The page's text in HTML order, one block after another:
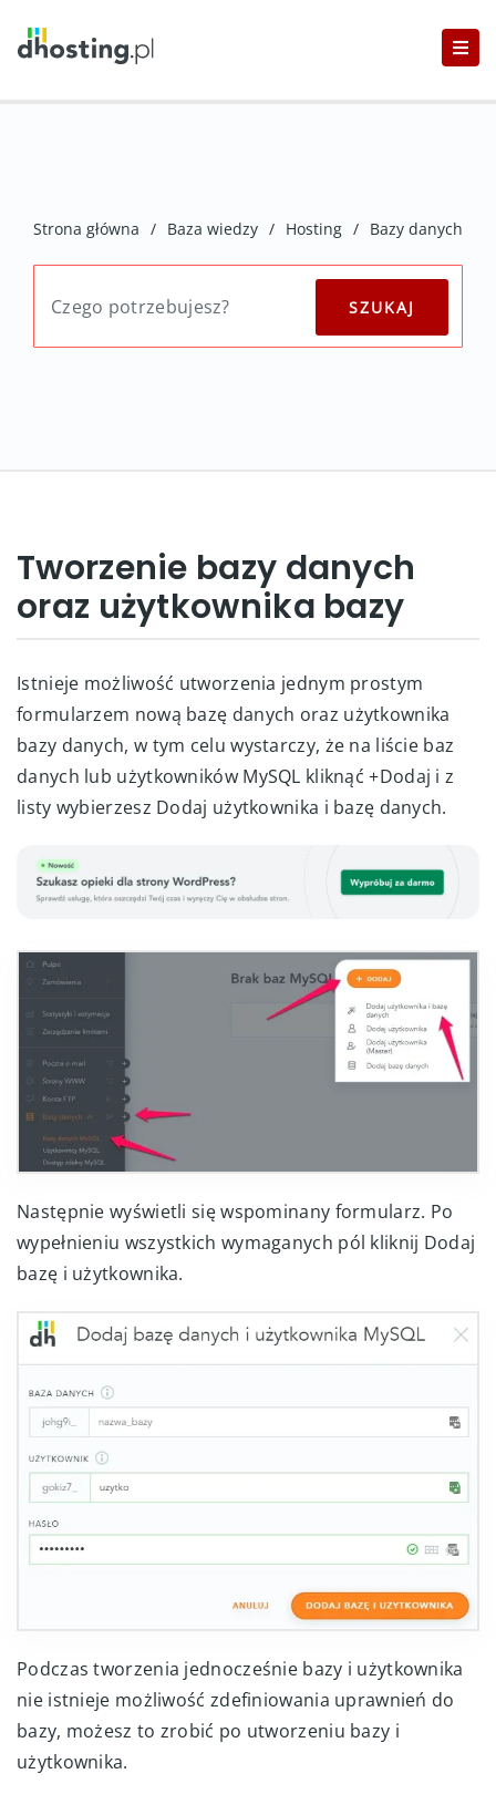
Strona główna / Baza wiedzy / Hosting / Bazy danych
Tworzenie bazy danych
oraz użytkownika bazy
Istnieje możliwość utworzenia jednym prostym
formularzem nową bazę danych oraz użytkownika
bazy danych, w tym celu wystarczy, że na liście baz
danych lub użytkowników MySQL kliknąć +Dodaj i z
listy wybierzesz Dodaj użytkownika i bazę danych.
Następnie wyświetli się wspominany formularz. Po
wypełnieniu wszystkich wymaganych pól kliknij Dodaj
bazę i użytkownika.
Podczas tworzenia jednocześnie bazy i użytkownika
nie istnieje możliwość zdefiniowania uprawnień do
bazy, możesz to zrobić po utworzeniu bazy i
użytkownika.